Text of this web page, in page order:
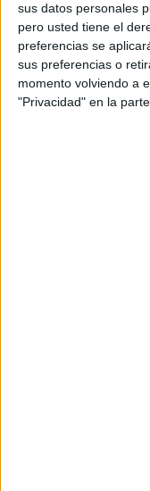
sus datos personales
pero usted tiene el
preferencias se
sus preferencias o
momento volviendo a
"Privacidad" en la
vecinos se jueguen
los enfrentamientos
La selección
moral por las nubes.
una dinámica